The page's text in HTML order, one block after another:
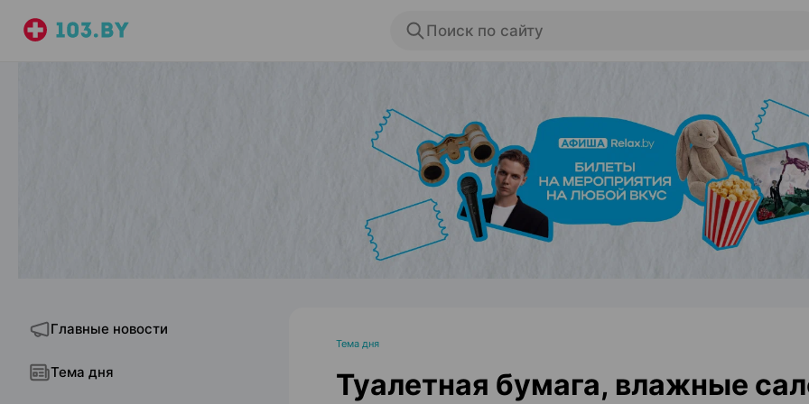
Поиск по сайту
ЭФФЕКТИВНАЯ РЕКЛАМА НА САЙТЕ
Главные новости
Тема дня
Тема дня
Туалетная бумага, влажные